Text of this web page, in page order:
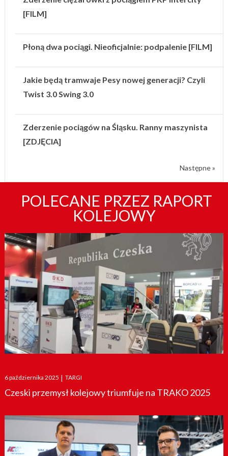
[FILM]
Płoną dwa pociągi. Nieoficjalnie: podpalenie [FILM]
Jakie będą tramwaje Pesy nowej generacji? Czyli
Twist 3.0 Swing 3.0
Zderzenie pociągów na Śląsku. Ranny maszynista
[ZDJĘCIA]
Następne »
POLECANE PRZEZ RAPORT
KOLEJOWY
Posted
on
6 października 2025 | TARGI
Czeski przemysł kolejowy triumfuje na TRAKO 2025